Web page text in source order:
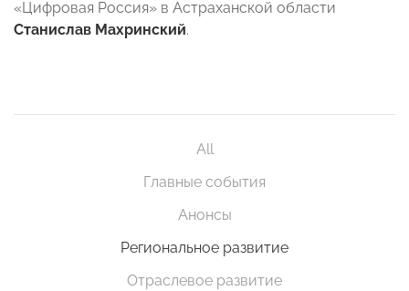
«Цифровая Россия» в Астраханской области
Станислав Махринский.
All
Главные события
Анонсы
Региональное развитие
Отраслевое развитие